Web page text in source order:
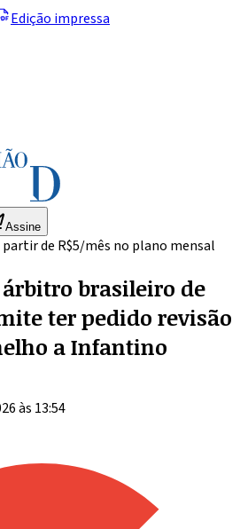
Edição impressa
Assine
partir de R$5/mês no plano mensal
brasileiro de
ter pedido revisão
a Infantino
às 13:54